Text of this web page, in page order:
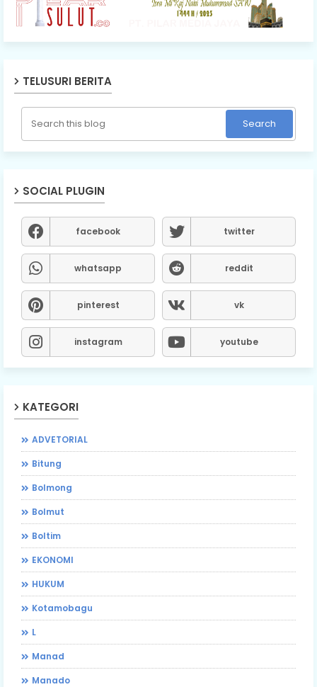
TELUSURI BERITA
SOCIAL PLUGIN
facebook twitter
whatsapp reddit
pinterest vk
instagram youtube
KATEGORI
ADVETORIAL
Bitung
Bolmong
Bolmut
Boltim
EKONOMI
HUKUM
Kotamobagu
L
Manad
Manado